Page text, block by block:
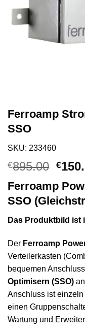
Ferroamp
SSO
SKU: 233460
€895.00
war:
€
Ferroamp
SSO
Das Produktbild ist
Der Ferroamp
Verteilerkasten
bequemen
Optimisern (SSO)
Anschluss ist
einen
Wartung und